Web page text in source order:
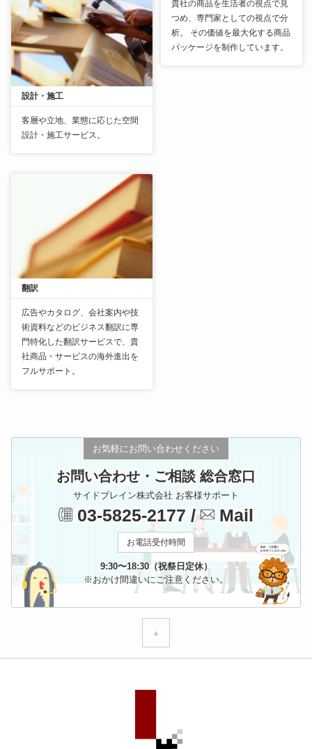
貴社の商品を生活者の視点で見
つめ、専門家としての視点で分
析。 その価値を最大化する商品
パッケージを制作しています。
翻訳
広告やカタログ、会社案内や技
術資料などのビジネス翻訳に専
門特化した翻訳サービスで、貴
社商品・サービスの海外進出を
フルサポート。
設計・施工
客層や立地、業態に応じた空間
設計・施工サービス。
お気軽にお問い合わせください
お問い合わせ・ご相談 総合窓口
サイドブレイン株式会社 お客様サポート
03-5825-2177 / Mail
お電話受付時間
9:30〜18:30（祝祭日定休）
※おかけ間違いにご注意ください。
▲